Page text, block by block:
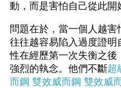
動，而是害怕自己從此開
問題在於，當一個人越
往往越容易陷入過度證明
性在經歷第一次失衡之後
強烈的執念。他們不斷超
而鋼 雙效威而鋼 雙效威